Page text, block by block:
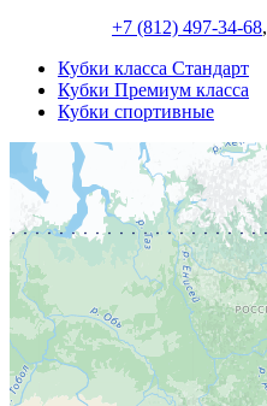
+7 (812) 497-34-68,
Кубки класса Стандарт
Кубки Премиум класса
Кубки спортивные